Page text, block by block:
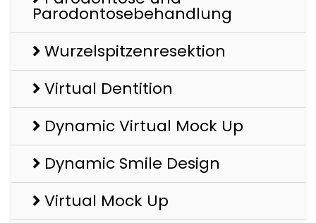
Parodontosebehandlung
Wurzelspitzenresektion
Virtual Dentition
Dynamic Virtual Mock Up
Dynamic Smile Design
Virtual Mock Up